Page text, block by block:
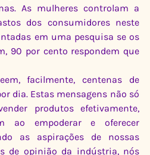
As mulheres controlam a
dos consumidores neste
em uma pesquisa se os
90 por cento respondem que
facilmente, centenas de
dia. Estas mensagens não só
produtos efetivamente,
ao empoderar e oferecer
as aspirações de nossas
de opinião da indústria, nós